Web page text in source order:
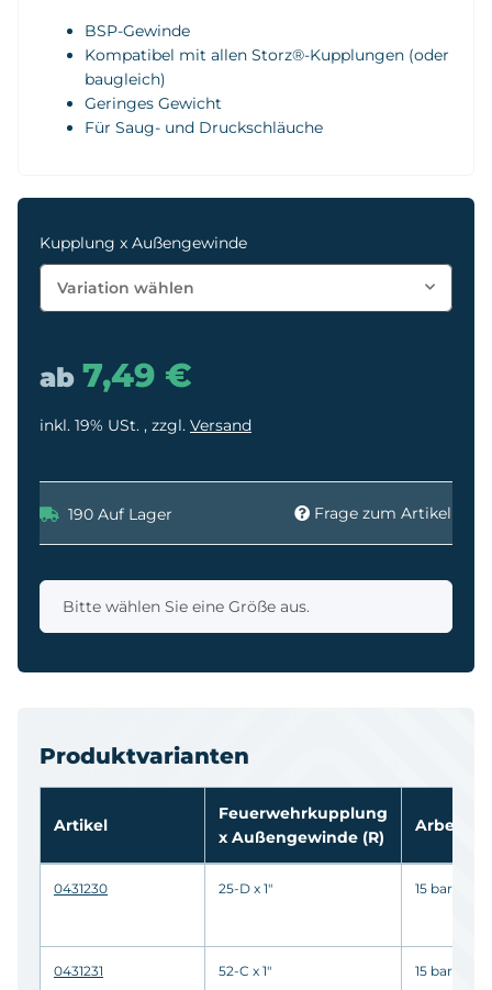
BSP-Gewinde
Kompatibel mit allen Storz®-Kupplungen (oder
baugleich)
Geringes Gewicht
Für Saug- und Druckschläuche
Kupplung x Außengewinde
Variation wählen
ab 7,49 €
inkl. 19% USt. , zzgl. Versand
190 Auf Lager Frage zum Artikel
x
Bitte wählen Sie eine Größe aus.
Produktvarianten
Artikel
Feuerwehrkupplung
x Außengewinde (R)
0431230 25-D x 1" 15 bar
0431231 52-C x 1" 15 bar